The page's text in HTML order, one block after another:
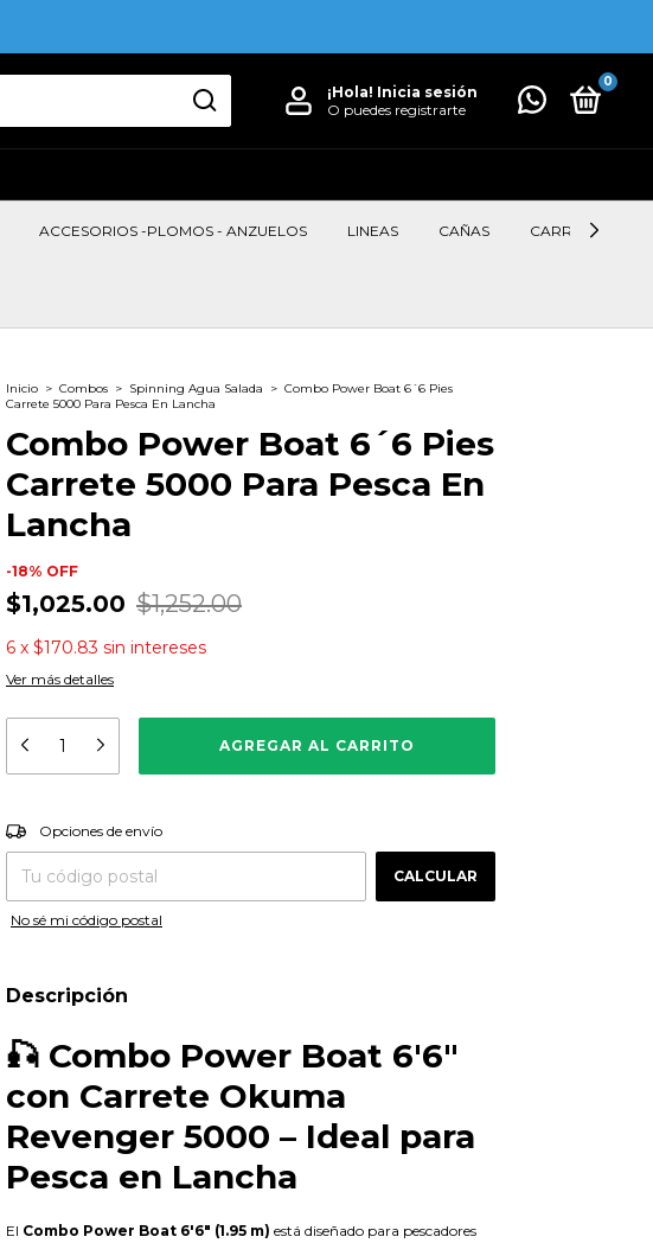
¡Hola! Inicia sesión
O puedes registrarte
0
ACCESORIOS -PLOMOS - ANZUELOS LINEAS CAÑAS CARRETES
Inicio > Combos > Spinning Agua Salada > Combo Power Boat 6´6 Pies
Carrete 5000 Para Pesca En Lancha
Combo Power Boat 6´6 Pies
Carrete 5000 Para Pesca En
Lancha
-18% OFF
$1,025.00 $1,252.00
6 x $170.83 sin intereses
Ver más detalles
Entregas para el CP:
Opciones de envío
CALCULAR
No sé mi código postal
Descripción
🎣 Combo Power Boat 6'6"
con Carrete Okuma
Revenger 5000 – Ideal para
Pesca en Lancha
El Combo Power Boat 6'6" (1.95 m) está diseñado para pescadores